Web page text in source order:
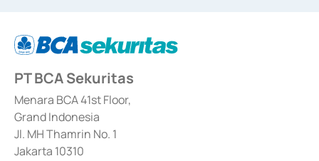
berdasarkan surat keputusan Otoritas Jasa Keuangan Nomor S-
67/PM.21/2017 tanggal 3 Februari 2017, dan beberapa izin usaha lainnya
Sertifikat Deposito di Pasar Uang yang izinnya diterbitkan pada tahun 2017
dan izin usaha lainnya dari Bank Indonesia sebagai Lembaga Pendukung
Penerbitan, Transaksi, serta Penatausahaan dan Penyelesaian Transaksi
Surat Berharga Komersial yang izinnya diterbitkan pada tahun 2018.
PT BCA Sekuritas
Menara BCA 41st Floor,
Grand Indonesia
Jl. MH Thamrin No. 1
Jakarta 10310